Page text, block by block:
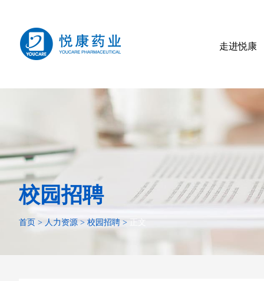
走进悦康
校园招聘
首页 > 人力资源 > 校园招聘 > 正文